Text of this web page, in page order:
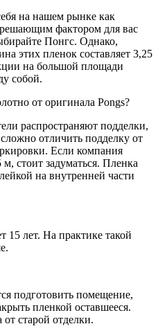
на нашем рынке как
фактором для вас
Понгс. Однако,
этих пленок составляет 3,25
на большой площади
собой.
от оригинала Pongs?
распространяют подделки,
отличить подделку от
Если компания
стоит задуматься. Пленка
на внутренней части
15 лет. На практике такой
подготовить помещение,
пленкой оставшееся.
старой отделки.